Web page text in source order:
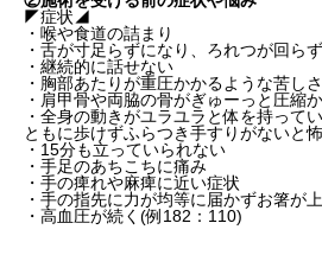
◤症状◢
・喉や食道の詰まり
・舌が寸足らずになり、ろれつが回ら
・継続的に話せない
・胸部あたりが重圧かかるような苦し
・肩甲骨や両脇の骨がぎゅーっと圧縮
・全身の動きがユラユラと体を持って
ともに歩けずふらつき手すりがないと
・15分も立っていられない
・手足のあちこちに痛み
・手の痺れや麻痺に近い症状
・手の指先に力が均等に届かずお箸が
・高血圧が続く(例182：110)